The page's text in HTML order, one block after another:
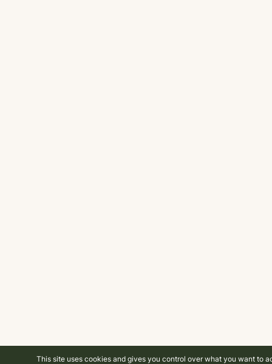
This site uses cookies and gives you control over what you want to